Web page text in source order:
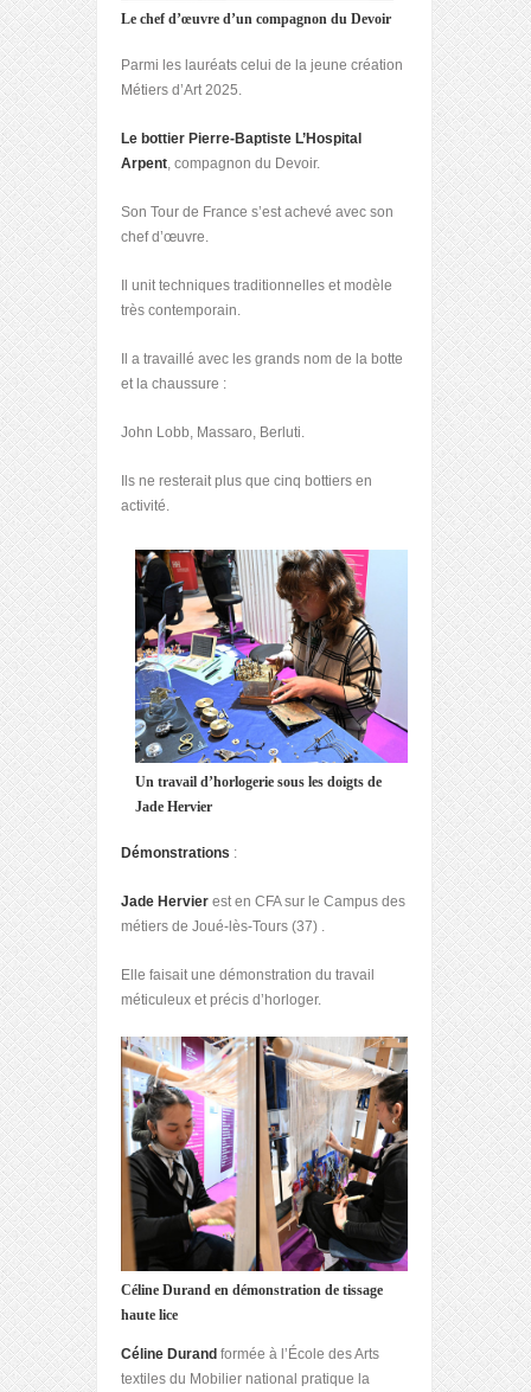
Le chef d’œuvre d’un compagnon du Devoir
Parmi les lauréats celui de la jeune création
Métiers d’Art 2025.
Le bottier Pierre-Baptiste L’Hospital
Arpent, compagnon du Devoir.
Son Tour de France s’est achevé avec son
chef d’œuvre.
Il unit techniques traditionnelles et modèle
très contemporain.
Il a travaillé avec les grands nom de la botte
et la chaussure :
John Lobb, Massaro, Berluti.
Ils ne resterait plus que cinq bottiers en
activité.
Un travail d’horlogerie sous les doigts de
Jade Hervier
Démonstrations :
Jade Hervier est en CFA sur le Campus des
métiers de Joué-lès-Tours (37) .
Elle faisait une démonstration du travail
méticuleux et précis d’horloger.
Céline Durand en démonstration de tissage
haute lice
Céline Durand formée à l’École des Arts
textiles du Mobilier national pratique la